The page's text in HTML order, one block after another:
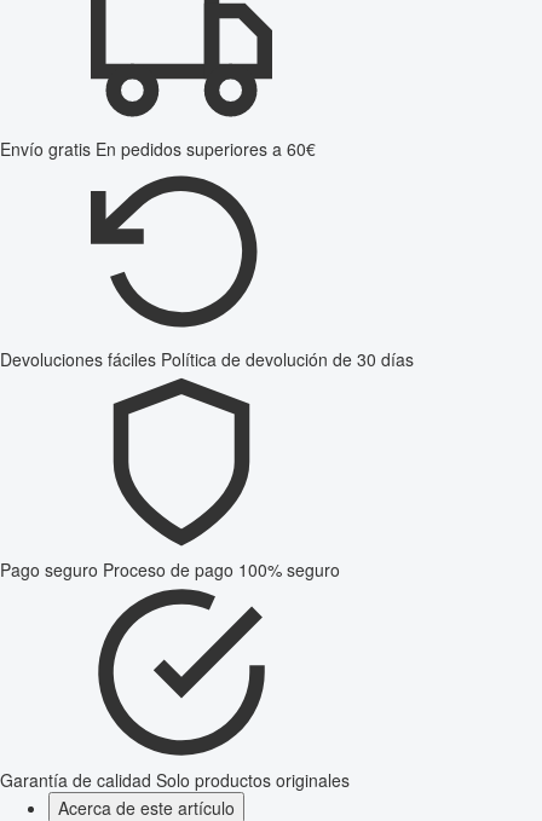
Envío gratis En pedidos superiores a 60€
Devoluciones fáciles Política de devolución de 30 días
Pago seguro Proceso de pago 100% seguro
Garantía de calidad Solo productos originales
Acerca de este artículo